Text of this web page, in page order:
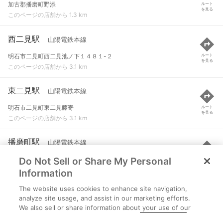
加古郡播磨町野添
このページの店舗から 1.3 km
ルート
を見る
西二見駅 山陽電鉄本線
明石市二見町西二見池ノ下１４８１-２
このページの店舗から 3.1 km
ルート
を見る
東二見駅 山陽電鉄本線
明石市二見町東二見藤寄
このページの店舗から 3.1 km
ルート
を見る
播磨町駅 山陽電鉄本線
加古郡播磨町野添松の内
このページの店舗から 3.2 km
ルート
を見る
魚住駅 JR神戸線(神戸～姫路)
明石市魚住町中尾
Do Not Sell or Share My Personal
Information
The website uses cookies to enhance site navigation,
analyze site usage, and assist in our marketing efforts.
We also sell or share information about your use of our